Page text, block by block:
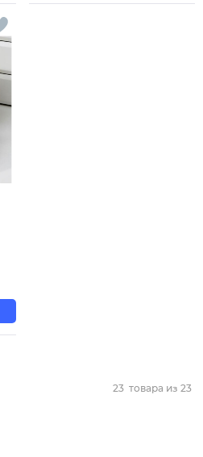
23 товара из 23